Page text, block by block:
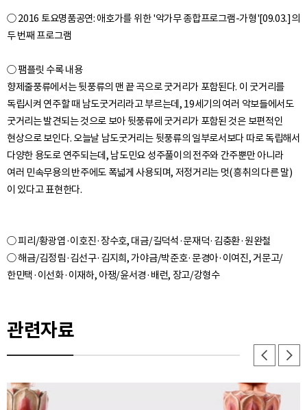
○ 2016 토요명품공연: 애호가를 위한 '악가무 종합프로그램-가형'[09.03.]의
두 번째 프로그램
○ 팸플릿 수록 내용
향제줄풍류에서는 뒷풍류의 맨 끝 곡으로 굿거리가 포함된다. 이 굿거리를
독립시켜 연주할 때 남도굿거리라고 부르는데, 19세기의 여러 악보들에서도
굿거리는 발견되는 것으로 보아 뒷풍류에 굿거리가 포함된 것은 보편적인
현상으로 보인다. 오늘날 남도굿거리는 뒷풍류의 일부로서보다 따로 독립해서
다양한 용도로 연주되는데, 남도민요 성주풀이의 전주와 간주뿐만 아니라
여러 민속무용의 반주에도 폭넓게 사용되며, 저정거리는 멋(흥취의 다른 말)
○ 피리/황광엽·이호진·장수호, 대금/길덕석·문재덕·김충환·원완철
○ 해금/김정림·김선구·김지희, 가야금/박준호·문경아·이여진, 거문고/
한민택·이선화·이재하, 아쟁/윤서경·배런, 장고/강형수
관련자료